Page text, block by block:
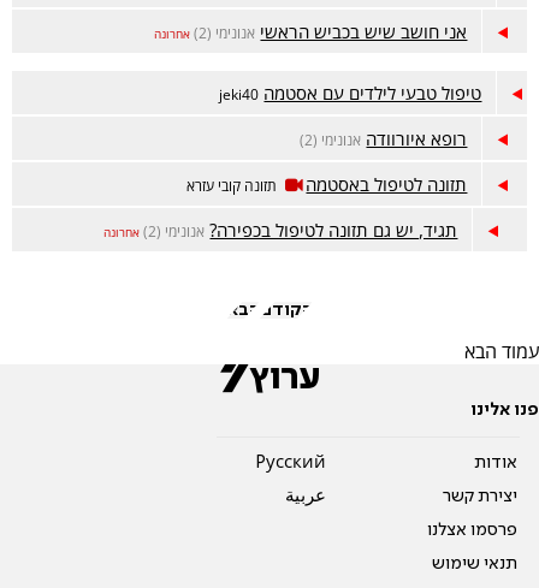
אני חושב שיש בכביש הראשי אנונימי (2) אחרונה
טיפול טבעי לילדים עם אסטמה jeki40
רופא איורוודה אנונימי (2)
תזונה לטיפול באסטמה תזונה קובי עזרא
תגיד, יש גם תזונה לטיפול בכפירה? אנונימי (2) אחרונה
הקודם הבא
עמוד הבא
פנו אלינו
אודות
יצירת קשר
פרסמו אצלנו
תנאי שימוש
Pусский
عربية